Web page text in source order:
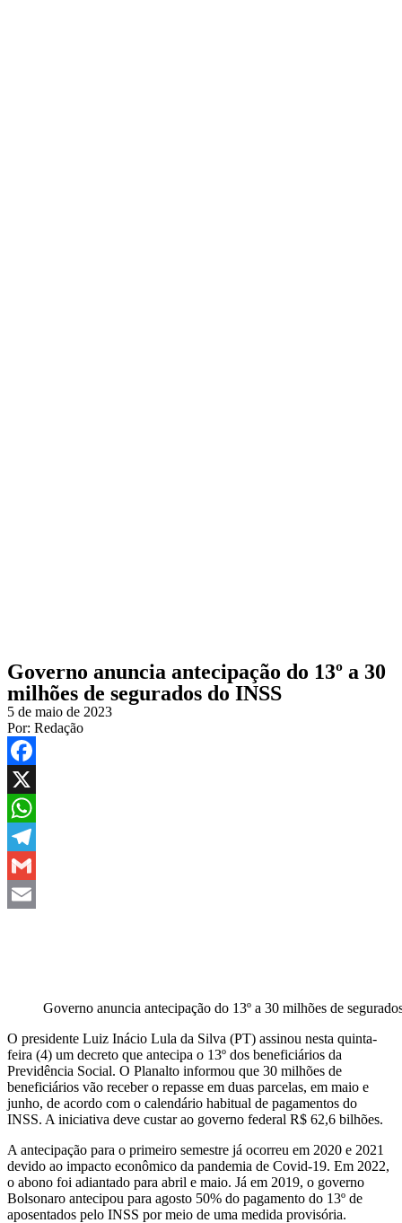
Governo anuncia antecipação do 13º a 30
milhões de segurados do INSS
5 de maio de 2023
Por: Redação
Facebook
X
WhatsApp
Telegram
Gmail
Governo anuncia antecipação do 13º a 30 milhões de
O presidente Luiz Inácio Lula da Silva (PT) assinou nesta quinta-
feira (4) um decreto que antecipa o 13º dos beneficiários da
Previdência Social. O Planalto informou que 30 milhões de
beneficiários vão receber o repasse em duas parcelas, em maio e
junho, de acordo com o calendário habitual de pagamentos do
INSS. A iniciativa deve custar ao governo federal R$ 62,6 bilhões.
A antecipação para o primeiro semestre já ocorreu em 2020 e 2021
devido ao impacto econômico da pandemia de Covid-19. Em 2022,
o abono foi adiantado para abril e maio. Já em 2019, o governo
Bolsonaro antecipou para agosto 50% do pagamento do 13º de
aposentados pelo INSS por meio de uma medida provisória.